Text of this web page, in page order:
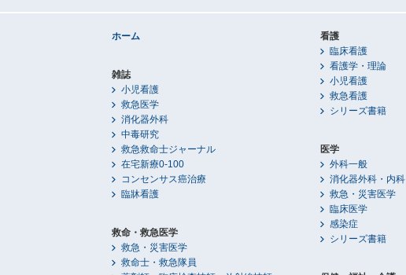
ホーム
雑誌
小児看護
救急医学
消化器外科
中毒研究
救急救命士ジャーナル
在宅新療0-100
コンセンサス癌治療
臨牀看護
救命・救急医学
救急・災害医学
救命士・救急隊員
看護
臨床看護
看護学・理論
小児看護
救急看護
シリーズ書籍
医学
外科一般
消化器外科・内科
救急・災害医学
臨床医学
感染症
シリーズ書籍